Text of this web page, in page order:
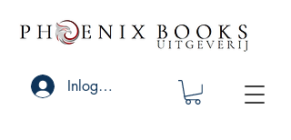
Inloggen